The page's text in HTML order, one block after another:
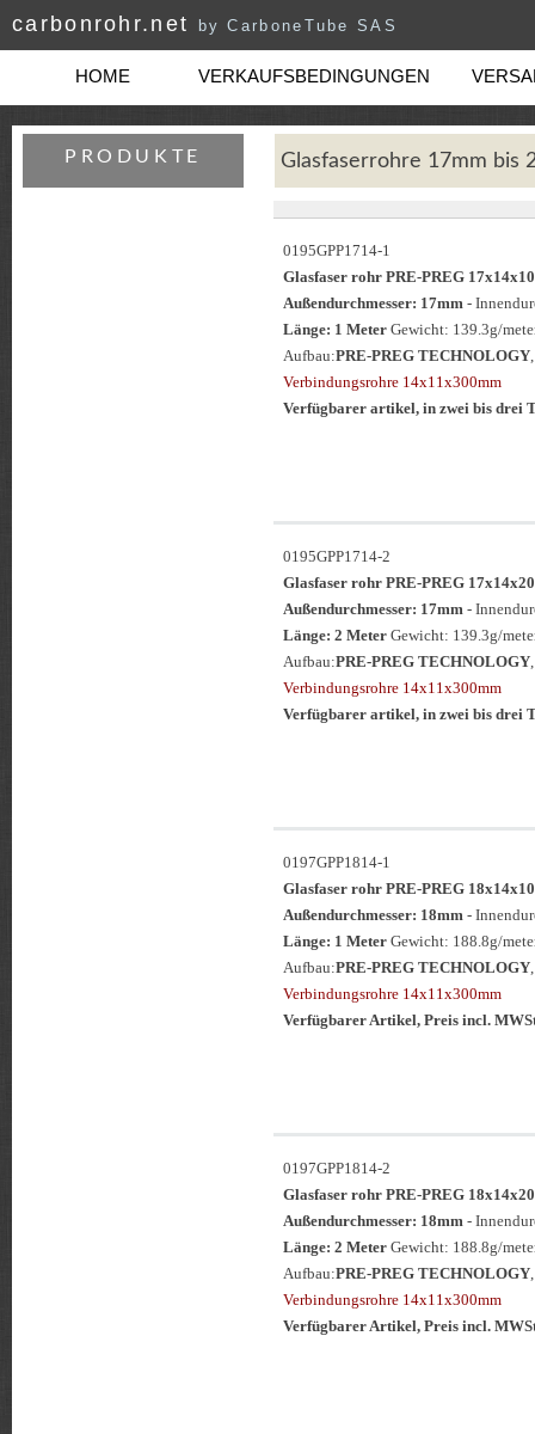
carbonrohr.net by CarboneTube SAS
HOME VERKAUFSBEDINGUNGEN
PRODUKTE Glasfaserrohre 17mm bis
0195GPP1714-1
Glasfaser rohr PRE-PREG
Außendurchmesser: 17mm -
Länge: 1 Meter Gewicht: 139.3g/
Aufbau:PRE-PREG TECHNOLOGY
Verbindungsrohre 14x11x300mm
Verfügbarer artikel, in zwei bis drei
0195GPP1714-2
Glasfaser rohr PRE-PREG
Außendurchmesser: 17mm -
Länge: 2 Meter Gewicht: 139.3g/
Aufbau:PRE-PREG TECHNOLOGY
Verbindungsrohre 14x11x300mm
Verfügbarer artikel, in zwei bis drei
0197GPP1814-1
Glasfaser rohr PRE-PREG
Außendurchmesser: 18mm -
Länge: 1 Meter Gewicht: 188.8g/
Aufbau:PRE-PREG TECHNOLOGY
Verbindungsrohre 14x11x300mm
Verfügbarer Artikel, Preis incl.
0197GPP1814-2
Glasfaser rohr PRE-PREG
Außendurchmesser: 18mm -
Länge: 2 Meter Gewicht: 188.8g/
Aufbau:PRE-PREG TECHNOLOGY
Verbindungsrohre 14x11x300mm
Verfügbarer Artikel, Preis incl.